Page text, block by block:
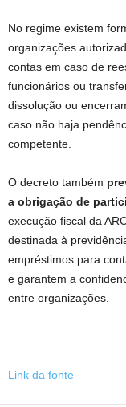
No regime existem
organizações
contas em caso de
funcionários ou
dissolução ou
caso não haja
competente.
O decreto também
a obrigação de
execução fiscal da
destinada à
empréstimos para
e garantem a
entre organizações.
Link da fonte